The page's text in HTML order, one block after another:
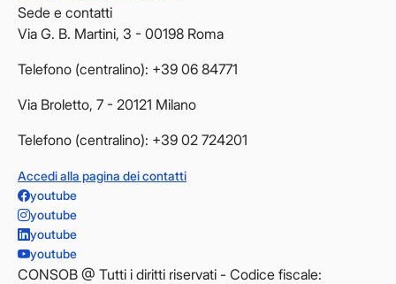
Sede e contatti
Via G. B. Martini, 3 - 00198 Roma
Telefono (centralino): +39 06 84771
Via Broletto, 7 - 20121 Milano
Telefono (centralino): +39 02 724201
Accedi alla pagina dei contatti
youtube
youtube
youtube
youtube
CONSOB @ Tutti i diritti riservati - Codice fiscale: